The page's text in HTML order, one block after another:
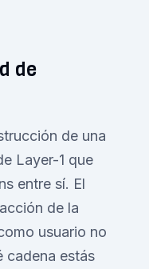
de
de una
Layer-1 que
entre sí. El
de la
usuario no
cadena estás